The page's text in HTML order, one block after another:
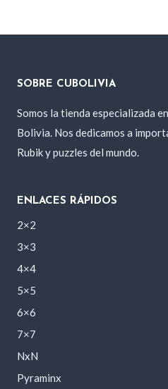
SOBRE CUBOLIVIA
Somos la tienda especializada
Bolivia. Nos dedicamos a
Rubik y puzzles del mundo.
ENLACES RÁPIDOS
2×2
3×3
4×4
5×5
6×6
7×7
NxN
Pyraminx